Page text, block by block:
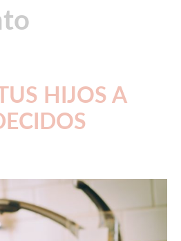
HIJOS A